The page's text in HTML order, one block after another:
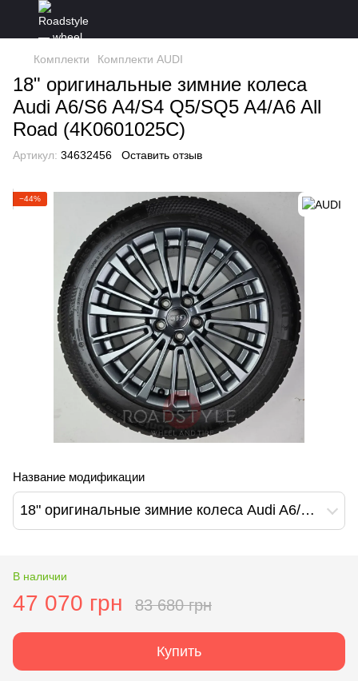
Комплекти Комплекти AUDI
18" оригинальные зимние колеса
Audi A6/S6 A4/S4 Q5/SQ5 A4/A6 All
Road (4K0601025C)
Артикул: 34632456 Оставить отзыв
−44%
Название модификации
18" оригинальные зимние колеса Audi A6/S6 A4/S4 Q5/SQ5 A4/A6 All Road (4K0601025C)
В наличии
47 070 грн 83 680 грн
Купить